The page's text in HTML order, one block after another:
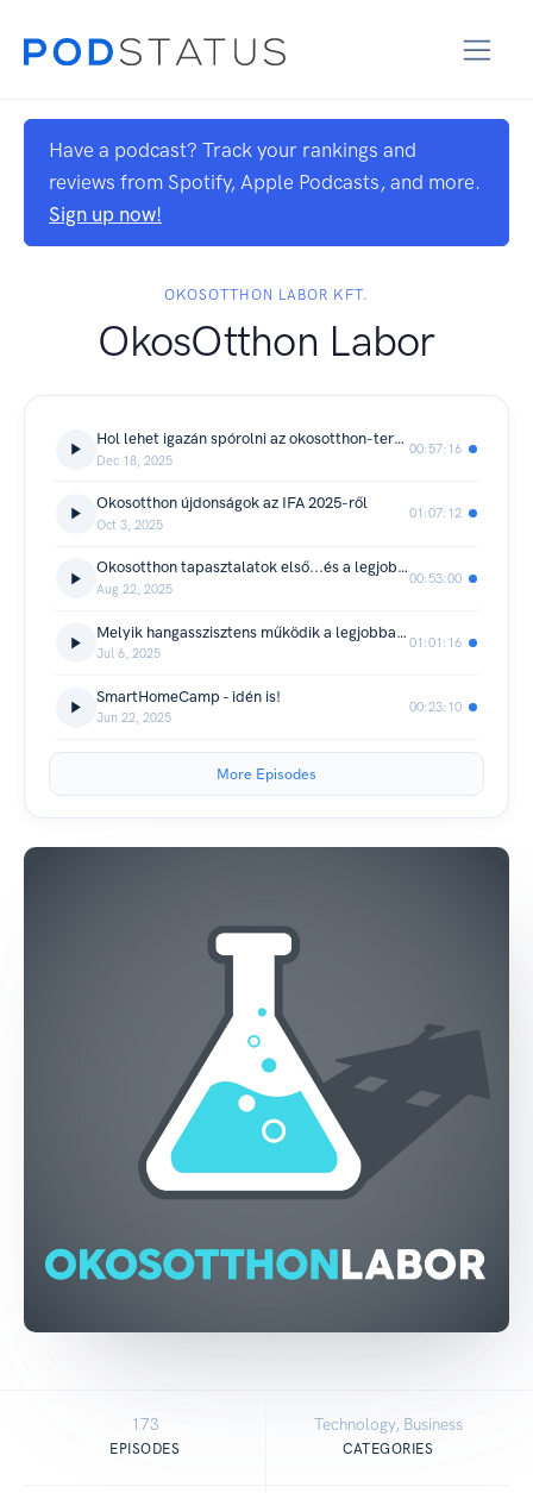
Have a podcast? Track your rankings and
reviews from Spotify, Apple Podcasts, and more.
Sign up now!
OKOSOTTHON LABOR KFT.
OkosOtthon Labor
Hol lehet igazán spórolni az okosotthon-tervezéssel?
Dec 18, 2025
00:57:16
Okosotthon újdonságok az IFA 2025-ről
Oct 3, 2025
01:07:12
Okosotthon tapasztalatok első...és a legjobb kézből...
Aug 22, 2025
00:53:00
Melyik hangasszisztens működik a legjobban egy okosotthonban?
Jul 6, 2025
01:01:16
SmartHomeCamp - idén is!
Jun 22, 2025
00:23:10
More Episodes
173
EPISODES
Technology, Business
CATEGORIES